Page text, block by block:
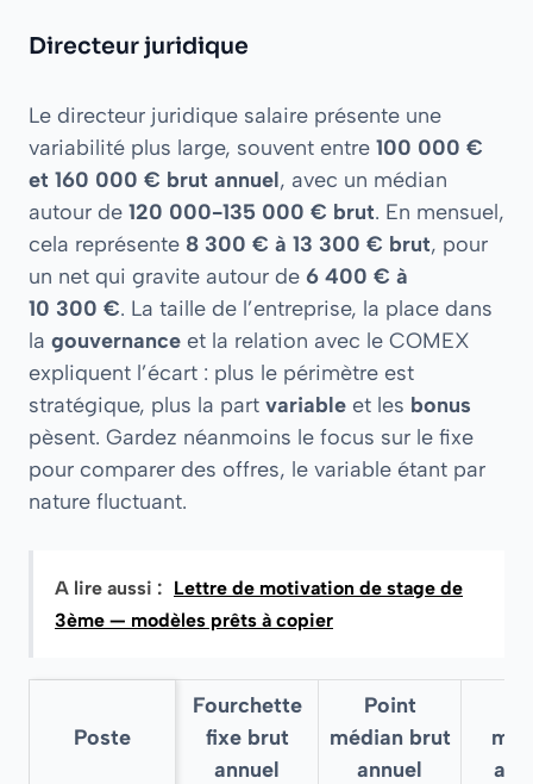
Directeur juridique
Le directeur juridique salaire présente une
variabilité plus large, souvent entre 100 000 €
et 160 000 € brut annuel, avec un médian
autour de 120 000-135 000 € brut. En mensuel,
cela représente 8 300 € à 13 300 € brut, pour
un net qui gravite autour de 6 400 € à
10 300 €. La taille de l’entreprise, la place dans
la gouvernance et la relation avec le COMEX
expliquent l’écart : plus le périmètre est
stratégique, plus la part variable et les bonus
pèsent. Gardez néanmoins le focus sur le fixe
pour comparer des offres, le variable étant par
nature fluctuant.
A lire aussi : Lettre de motivation de stage de
3ème — modèles prêts à copier
Poste
Fourchette
fixe brut
annuel
Point
médian brut
annuel